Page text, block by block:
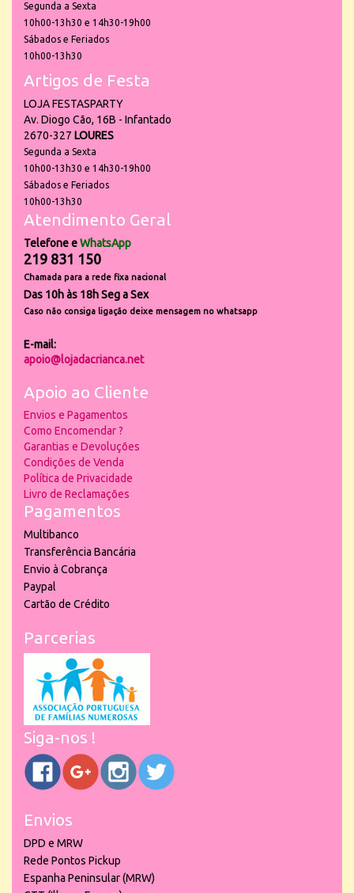
Segunda a Sexta
10h00-13h30 e 14h30-19h00
Sábados e Feriados
10h00-13h30
Artigos de Festa
LOJA FESTASPARTY
Av. Diogo Cão, 16B - Infantado
2670-327 LOURES
Segunda a Sexta
10h00-13h30 e 14h30-19h00
Sábados e Feriados
10h00-13h30
Atendimento Geral
Telefone eWhatsApp
219 831 150
Chamada para a rede fixa nacional
Das 10h às 18h Seg a Sex
Caso não consiga ligação deixe mensagem no whatsapp
E-mail:
apoio@lojadacrianca.net
Apoio ao Cliente
Envios e Pagamentos
Como Encomendar ?
Garantias e Devoluções
Condições de Venda
Política de Privacidade
Livro de Reclamações
Pagamentos
Multibanco
Transferência Bancária
Envio à Cobrança
Paypal
Cartão de Crédito
Parcerias
Siga-nos !
Envios
DPD e MRW
Rede Pontos Pickup
Espanha Peninsular (MRW)